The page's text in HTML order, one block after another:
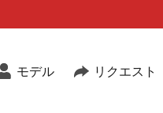
モデル リクエスト